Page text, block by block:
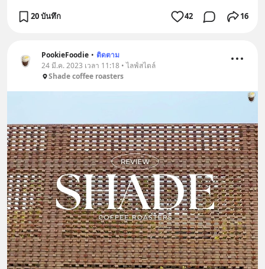
20 บันทึก 42 16
PookieFoodie • ติดตาม
24 มี.ค. 2023 เวลา 11:18 • ไลฟ์สไตล์
Shade coffee roasters